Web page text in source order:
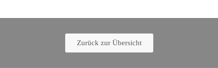
Zurück zur Übersicht